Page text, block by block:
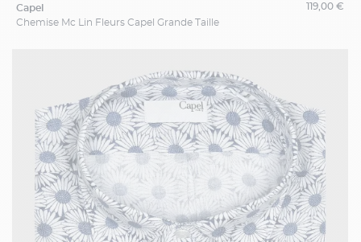
capel
Chemise Mc Lin Fleurs Capel Grande Taille
119,00 €